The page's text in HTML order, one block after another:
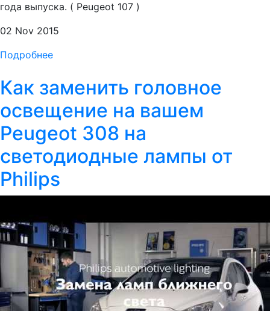
года выпуска. ( Peugeot 107 )
02 Nov 2015
Подробнее
Как заменить головное
освещение на вашем
Peugeot 308 на
светодиодные лампы от
Philips